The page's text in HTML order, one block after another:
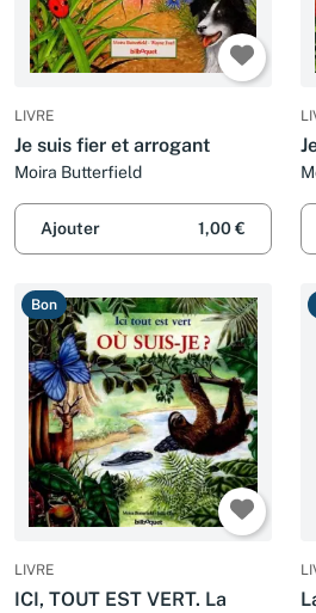
LIVRE
Je suis fier et arrogant
Moira Butterfield
Ajouter 1,00 €
Bon
LIVRE
ICI, TOUT EST VERT. La